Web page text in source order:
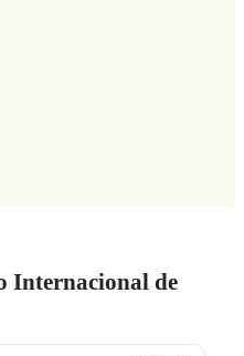
Internacional de